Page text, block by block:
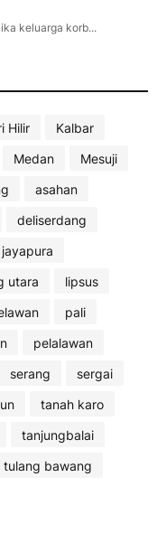
keluarga korb...
Hilir
Kalbar
Medan
Mesuji
asahan
deliserdang
jayapura
utara
lipsus
pali
pelalawan
serang
sergai
tanah karo
tanjungbalai
tulang bawang